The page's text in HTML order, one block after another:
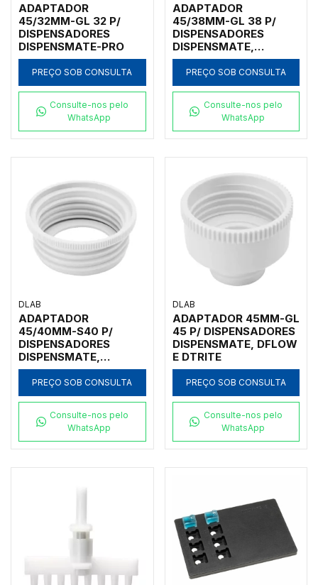
ADAPTADOR
45/32MM-GL 32 P/
DISPENSADORES
DISPENSMATE-PRO
PREÇO SOB CONSULTA
Consulte-nos pelo
WhatsApp
ADAPTADOR
45/38MM-GL 38 P/
DISPENSADORES
DISPENSMATE,
DISPENSMATE-PRO,
DFLOW E DTRITE
PREÇO SOB CONSULTA
Consulte-nos pelo
WhatsApp
DLAB
ADAPTADOR
45/40MM-S40 P/
DISPENSADORES
DISPENSMATE,
DISPENSMATE-PRO
PREÇO SOB CONSULTA
Consulte-nos pelo
WhatsApp
DLAB
ADAPTADOR 45MM-GL
45 P/ DISPENSADORES
DISPENSMATE, DFLOW
E DTRITE
PREÇO SOB CONSULTA
Consulte-nos pelo
WhatsApp